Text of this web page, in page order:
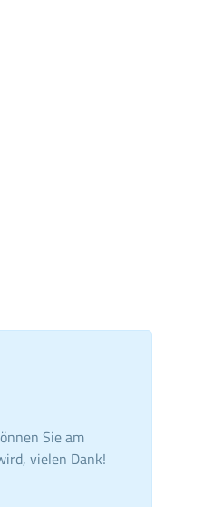
Sie am
vielen Dank!